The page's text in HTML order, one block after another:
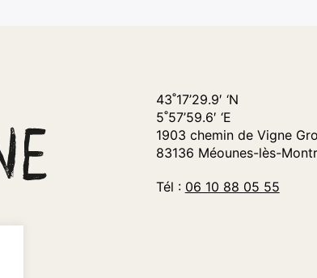
43˚17’29.9′ ‘N
5˚57’59.6′ ‘E
1903 chemin de Vigne
83136 Méounes-lès-
Tél : 06 10 88 05 55